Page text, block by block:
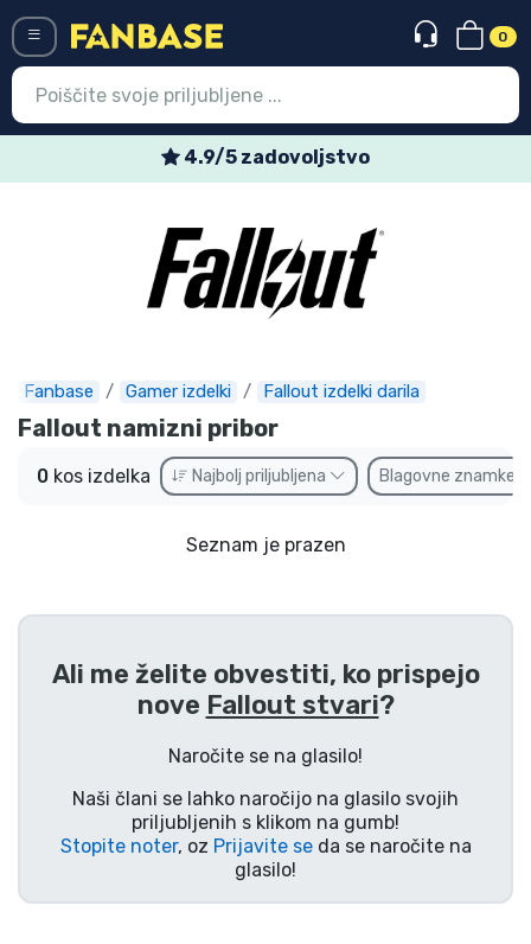
0
4.9/5 zadovoljstvo
Fanbase Gamer izdelki Fallout izdelki darila
Fallout namizni pribor
0 kos izdelka Najbolj priljubljena Blagovne znamke
Seznam je prazen
Ali me želite obvestiti, ko prispejo
nove Fallout stvari?
Naročite se na glasilo!
Naši člani se lahko naročijo na glasilo svojih
priljubljenih s klikom na gumb!
Stopite noter, oz Prijavite seda se naročite na
glasilo!
Najnovejsi izdelki
Ekspresna dostava
Prednaročila
Outlet izdelki
Dostava in plačilo
Tv serijske izdelki
Filmske izdelki
Risani izdelki
Anime izdelki